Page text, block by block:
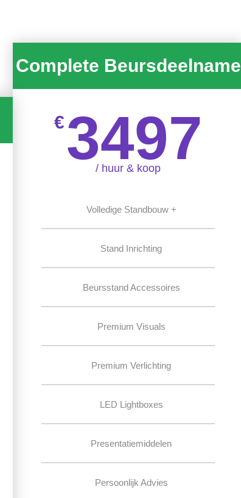
Complete Beursdeelname
€3497
/ huur & koop
Volledige Standbouw +
Stand Inrichting
Beursstand Accessoires
Premium Visuals
Premium Verlichting
LED Lightboxes
Presentatiemiddelen
Persoonlijk Advies